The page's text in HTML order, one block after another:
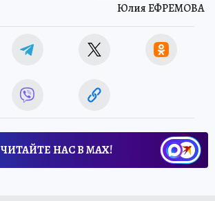
Юлия ЕФРЕМОВА
ЧИТАЙТЕ НАС В МАХ!